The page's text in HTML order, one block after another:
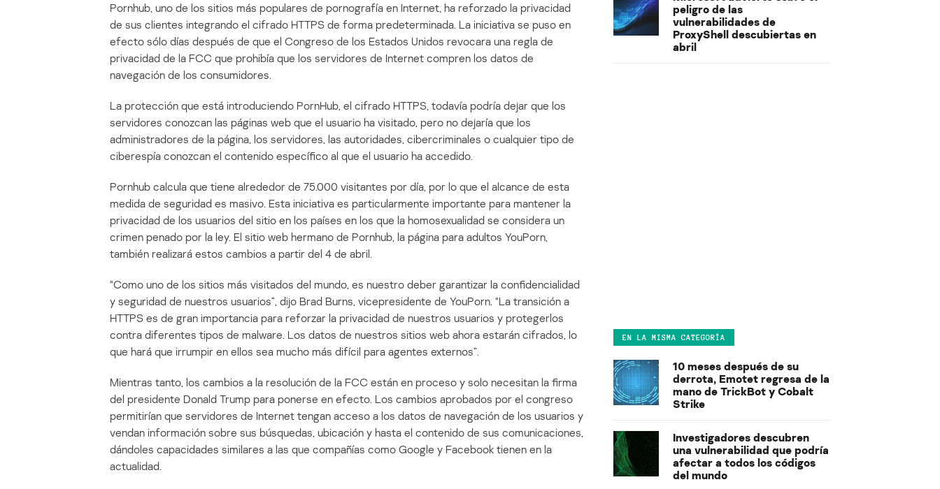
Pornhub, uno de los sitios más populares de pornografía en Internet, ha reforzado la privacidad
de sus clientes integrando el cifrado HTTPS de forma predeterminada. La iniciativa se puso en
efecto sólo días después de que el Congreso de los Estados Unidos revocara una regla de
privacidad de la FCC que prohibía que los servidores de Internet compren los datos de
navegación de los consumidores.
La protección que está introduciendo PornHub, el cifrado HTTPS, todavía podría dejar que los
servidores conozcan las páginas web que el usuario ha visitado, pero no dejaría que los
administradores de la página, los servidores, las autoridades, cibercriminales o cualquier tipo de
ciberespía conozcan el contenido específico al que el usuario ha accedido.
Pornhub calcula que tiene alrededor de 75.000 visitantes por día, por lo que el alcance de esta
medida de seguridad es masivo. Esta iniciativa es particularmente importante para mantener la
privacidad de los usuarios del sitio en los países en los que la homosexualidad se considera un
crimen penado por la ley. El sitio web hermano de Pornhub, la página para adultos YouPorn,
también realizará estos cambios a partir del 4 de abril.
“Como uno de los sitios más visitados del mundo, es nuestro deber garantizar la confidencialidad
y seguridad de nuestros usuarios”, dijo Brad Burns, vicepresidente de YouPorn. “La transición a
HTTPS es de gran importancia para reforzar la privacidad de nuestros usuarios y protegerlos
contra diferentes tipos de malware. Los datos de nuestros sitios web ahora estarán cifrados, lo
que hará que irrumpir en ellos sea mucho más difícil para agentes externos”.
Mientras tanto, los cambios a la resolución de la FCC están en proceso y solo necesitan la firma
del presidente Donald Trump para ponerse en efecto. Los cambios aprobados por el congreso
permitirían que servidores de Internet tengan acceso a los datos de navegación de los usuarios y
vendan información sobre sus búsquedas, ubicación y hasta el contenido de sus comunicaciones,
dándoles capacidades similares a las que compañías como Google y Facebook tienen en la
actualidad.
peligro de las
vulnerabilidades de
ProxyShell descubiertas en
abril
EN LA MISMA CATEGORÍA
10 meses después de su
derrota, Emotet regresa de la
mano de TrickBot y Cobalt
Strike
Investigadores descubren
una vulnerabilidad que podría
afectar a todos los códigos
del mundo